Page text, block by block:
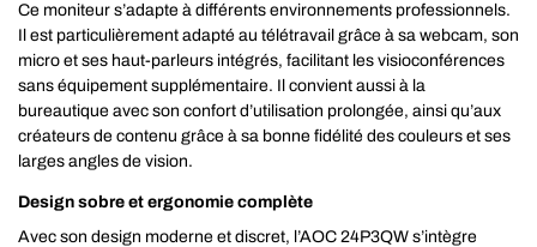
Ce moniteur s’adapte à différents environnements professionnels.
Il est particulièrement adapté au télétravail grâce à sa webcam, son
micro et ses haut-parleurs intégrés, facilitant les visioconférences
sans équipement supplémentaire. Il convient aussi à la
bureautique avec son confort d’utilisation prolongée, ainsi qu’aux
créateurs de contenu grâce à sa bonne fidélité des couleurs et ses
larges angles de vision.
Design sobre et ergonomie complète
Avec son design moderne et discret, l’AOC 24P3QW s’intègre